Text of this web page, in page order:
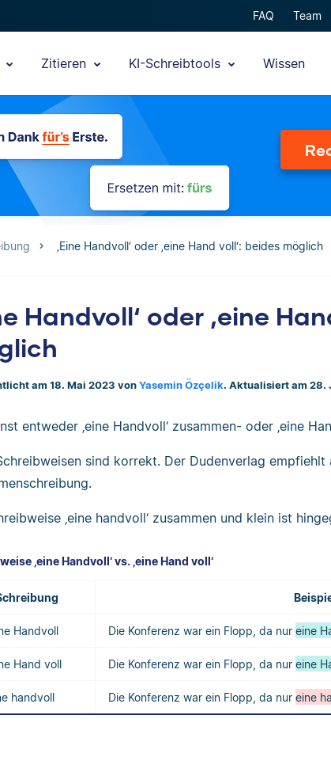
FAQ Team
Zitieren KI-Schreibtools Wissen
‚Eine Handvoll‘ oder ‚eine Hand voll‘: beides möglich
Handvoll‘ oder ‚eine
am 18. Mai 2023 von Yasemin Özçelik. Aktualisiert am 28.
entweder ‚eine Handvoll‘ zusammen- oder ‚eine
sind korrekt. Der Dudenverlag empfiehlt
‚eine handvoll‘ zusammen und klein ist
‚eine Handvoll‘ vs. ‚eine Hand voll‘
Handvoll Die Konferenz war ein Flopp, da nur eine
Hand voll Die Konferenz war ein Flopp, da nur eine
handvoll Die Konferenz war ein Flopp, da nur eine